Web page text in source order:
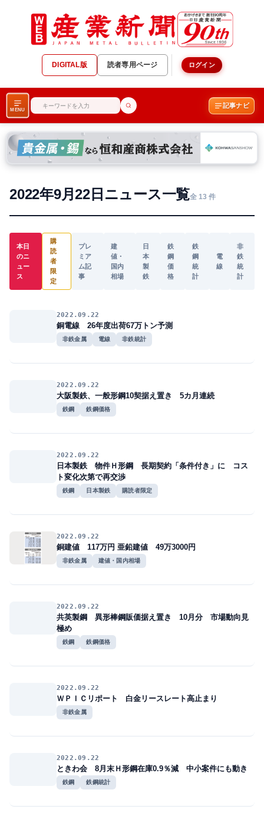
DIGITAL版 読者専用ページ ログイン
MENU
記事ナビ
2022年9月22日ニュース一覧全 13 件
本日
のニ
ュー
ス
購
読
者
限
定
プレ
ミア
ム記
事
建
値・
国内
相場
日
本
製
鉄
鉄
鋼
価
格
鉄
鋼
統
計
電
線
非
鉄
統
計
2022.09.22
銅電線 26年度出荷67万トン予測
非鉄金属 電線 非鉄統計
2022.09.22
大阪製鉄、一般形鋼10契据え置き 5カ月連続
鉄鋼 鉄鋼価格
2022.09.22
日本製鉄 物件Ｈ形鋼 長期契約「条件付き」に コス
ト変化次第で再交渉
鉄鋼 日本製鉄 購読者限定
2022.09.22
銅建値 117万円 亜鉛建値 49万3000円
非鉄金属 建値・国内相場
2022.09.22
共英製鋼 異形棒鋼販価据え置き 10月分 市場動向見
極め
鉄鋼 鉄鋼価格
2022.09.22
ＷＰＩＣリポート 白金リースレート高止まり
非鉄金属
2022.09.22
ときわ会 8月末Ｈ形鋼在庫0.9％減 中小案件にも動き
鉄鋼 鉄鋼統計